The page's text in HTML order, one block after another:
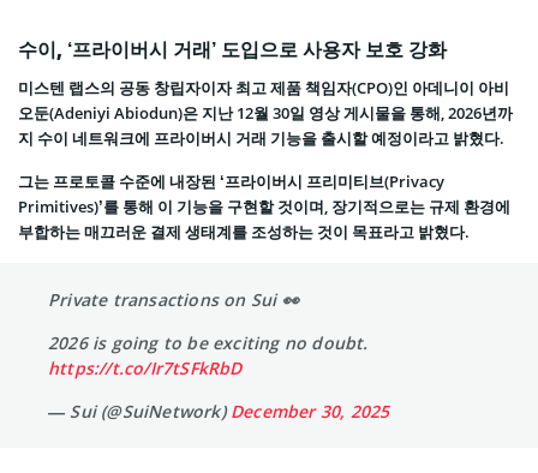
수이, ‘프라이버시 거래’ 도입으로 사용자 보호 강화
미스텐 랩스의 공동 창립자이자 최고 제품 책임자(CPO)인 아데니이 아비
오둔(Adeniyi Abiodun)은 지난 12월 30일 영상 게시물을 통해, 2026년까
지 수이 네트워크에 프라이버시 거래 기능을 출시할 예정이라고 밝혔다.
그는 프로토콜 수준에 내장된 ‘프라이버시 프리미티브(Privacy
Primitives)’를 통해 이 기능을 구현할 것이며, 장기적으로는 규제 환경에
부합하는 매끄러운 결제 생태계를 조성하는 것이 목표라고 밝혔다.
Private transactions on Sui 👀
2026 is going to be exciting no doubt.
https://t.co/Ir7tSFkRbD
— Sui (@SuiNetwork)December 30, 2025